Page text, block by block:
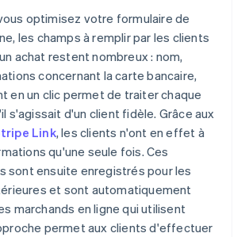
optimisez votre formulaire de
les champs à remplir par les clients
achat restent nombreux : nom,
concernant la carte bancaire,
en un clic permet de traiter chaque
s'agissait d'un client fidèle. Grâce aux
Link, les clients n'ont en effet à
qu'une seule fois. Ces
sont ensuite enregistrés pour les
et sont automatiquement
marchands en ligne qui utilisent
permet aux clients d'effectuer